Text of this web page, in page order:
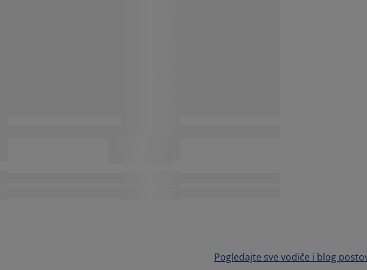
Pogledajte sve vodiče i blog